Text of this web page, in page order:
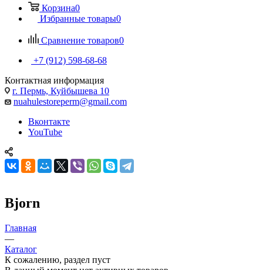
Корзина0
Избранные товары0
Сравнение товаров0
+7 (912) 598-68-68
Контактная информация
г. Пермь, Куйбышева 10
nuahulestoreperm@gmail.com
Вконтакте
YouTube
Bjorn
Главная
—
Каталог
К сожалению, раздел пуст